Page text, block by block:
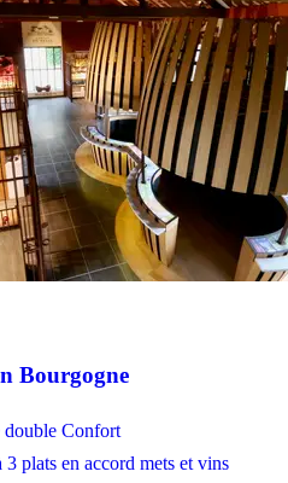
Bourgogne
double Confort
plats en accord mets et vins